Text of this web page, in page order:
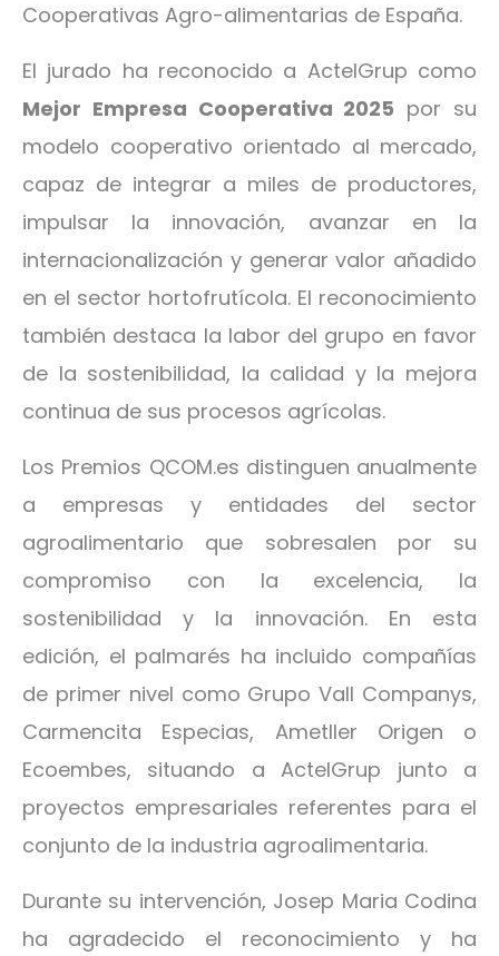
Cooperativas Agro-alimentarias de España.
El jurado ha reconocido a ActelGrup como
Mejor Empresa Cooperativa 2025 por su
modelo cooperativo orientado al mercado,
capaz de integrar a miles de productores,
impulsar la innovación, avanzar en la
internacionalización y generar valor añadido
en el sector hortofrutícola. El reconocimiento
también destaca la labor del grupo en favor
de la sostenibilidad, la calidad y la mejora
continua de sus procesos agrícolas.
Los Premios QCOM.es distinguen anualmente
a empresas y entidades del sector
agroalimentario que sobresalen por su
compromiso con la excelencia, la
sostenibilidad y la innovación. En esta
edición, el palmarés ha incluido compañías
de primer nivel como Grupo Vall Companys,
Carmencita Especias, Ametller Origen o
Ecoembes, situando a ActelGrup junto a
proyectos empresariales referentes para el
conjunto de la industria agroalimentaria.
Durante su intervención, Josep Maria Codina
ha agradecido el reconocimiento y ha